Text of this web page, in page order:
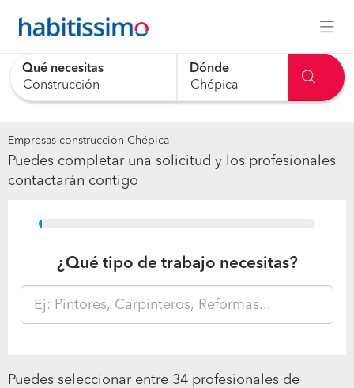
Qué necesitas Dónde
Empresas construcción Chépica
Puedes completar una solicitud y los profesionales
contactarán contigo
15%
¿Qué tipo de trabajo necesitas?
Puedes seleccionar entre 34 profesionales de